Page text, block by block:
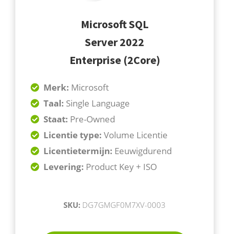
Microsoft SQL
Server 2022
Enterprise (2Core)
Merk: Microsoft
Taal: Single Language
Staat: Pre-Owned
Licentie type: Volume Licentie
Licentietermijn: Eeuwigdurend
Levering: Product Key + ISO
SKU: DG7GMGF0M7XV-0003